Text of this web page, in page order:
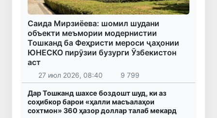
Саида Мирзиёева: шомил шудани
объекти меъмории модернистии
Тошканд ба Феҳристи мероси ҷаҳонии
ЮНЕСКО пирӯзии бузурги Ӯзбекистон
аст
27 июл 2026, 08:40 9 799
Дар Тошканд шахсе боздошт шуд, ки аз
соҳибкор барои «ҳалли масъалаҳои
сохтмон» 360 ҳазор доллар талаб мекард